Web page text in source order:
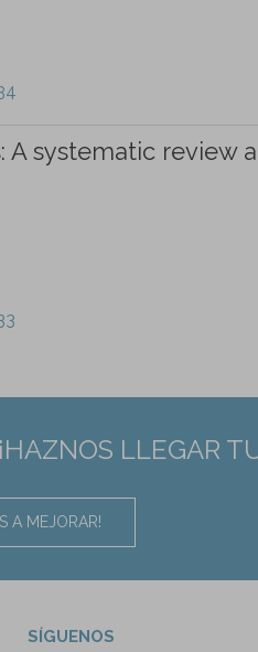
A systematic review
LLEGAR
A MEJORAR!
SÍGUENOS